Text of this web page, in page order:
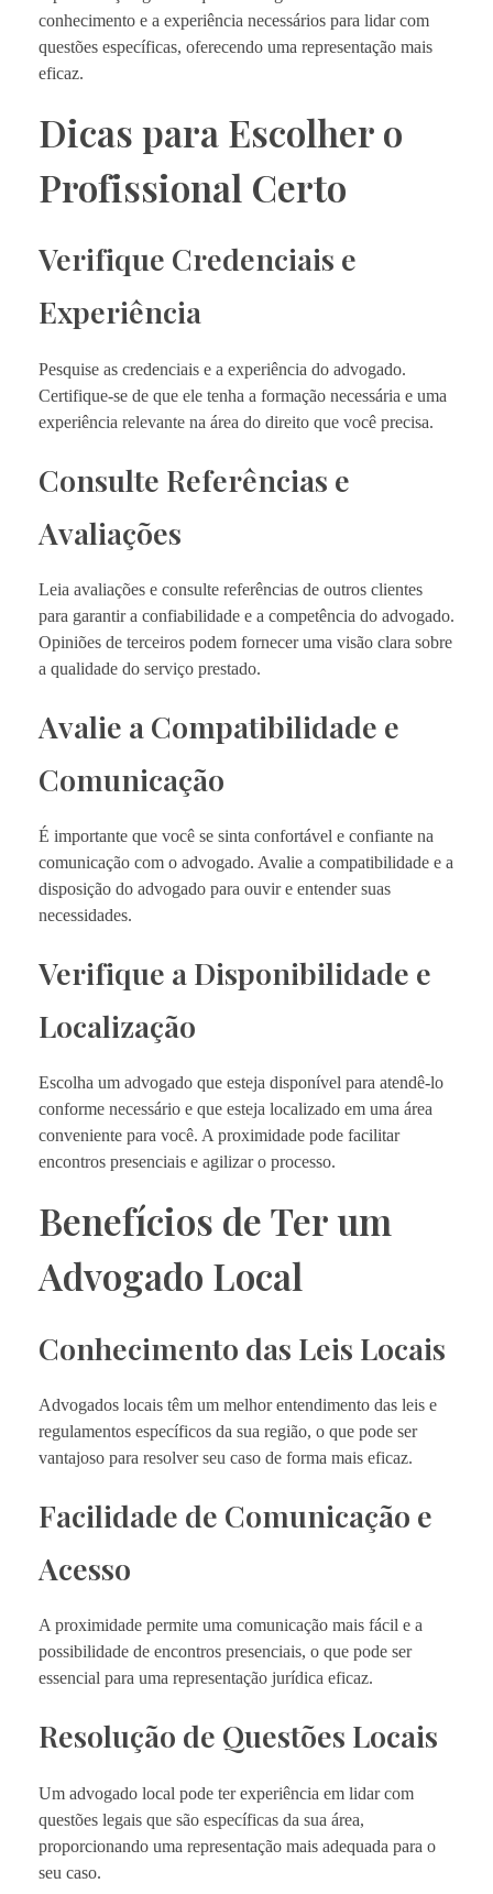
conhecimento e a experiência necessários para lidar com
questões específicas, oferecendo uma representação mais
eficaz.
Dicas para Escolher o
Profissional Certo
Verifique Credenciais e
Experiência
Pesquise as credenciais e a experiência do advogado.
Certifique-se de que ele tenha a formação necessária e uma
experiência relevante na área do direito que você precisa.
Consulte Referências e
Avaliações
Leia avaliações e consulte referências de outros clientes
para garantir a confiabilidade e a competência do advogado.
Opiniões de terceiros podem fornecer uma visão clara sobre
a qualidade do serviço prestado.
Avalie a Compatibilidade e
Comunicação
É importante que você se sinta confortável e confiante na
comunicação com o advogado. Avalie a compatibilidade e a
disposição do advogado para ouvir e entender suas
necessidades.
Verifique a Disponibilidade e
Localização
Escolha um advogado que esteja disponível para atendê-lo
conforme necessário e que esteja localizado em uma área
conveniente para você. A proximidade pode facilitar
encontros presenciais e agilizar o processo.
Benefícios de Ter um
Advogado Local
Conhecimento das Leis Locais
Advogados locais têm um melhor entendimento das leis e
regulamentos específicos da sua região, o que pode ser
vantajoso para resolver seu caso de forma mais eficaz.
Facilidade de Comunicação e
Acesso
A proximidade permite uma comunicação mais fácil e a
possibilidade de encontros presenciais, o que pode ser
essencial para uma representação jurídica eficaz.
Resolução de Questões Locais
Um advogado local pode ter experiência em lidar com
questões legais que são específicas da sua área,
proporcionando uma representação mais adequada para o
seu caso.